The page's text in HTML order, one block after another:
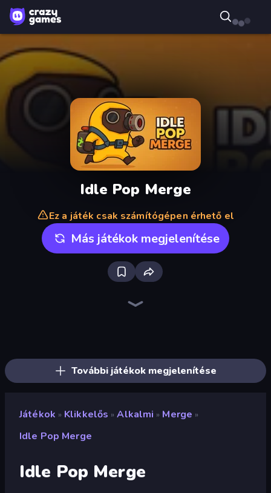
Idle Pop Merge
Ez a játék csak számítógépen érhető el
Más játékok megjelenítése
További játékok megjelenítése
Játékok » Klikkelős » Alkalmi » Merge »
Idle Pop Merge
Idle Pop Merge